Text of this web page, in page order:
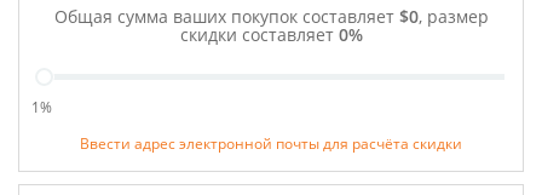
Общая сумма ваших покупок составляет $0, размер
скидки составляет 0%
1%
Ввести адрес электронной почты для расчёта скидки